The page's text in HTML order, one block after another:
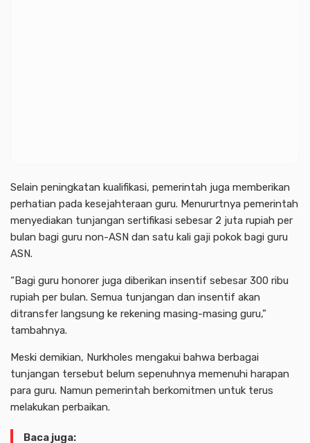
Selain peningkatan kualifikasi, pemerintah juga memberikan
perhatian pada kesejahteraan guru. Menururtnya pemerintah
menyediakan tunjangan sertifikasi sebesar 2 juta rupiah per
bulan bagi guru non-ASN dan satu kali gaji pokok bagi guru
ASN.
“Bagi guru honorer juga diberikan insentif sebesar 300 ribu
rupiah per bulan. Semua tunjangan dan insentif akan
ditransfer langsung ke rekening masing-masing guru,”
tambahnya.
Meski demikian, Nurkholes mengakui bahwa berbagai
tunjangan tersebut belum sepenuhnya memenuhi harapan
para guru. Namun pemerintah berkomitmen untuk terus
melakukan perbaikan.
Baca juga: